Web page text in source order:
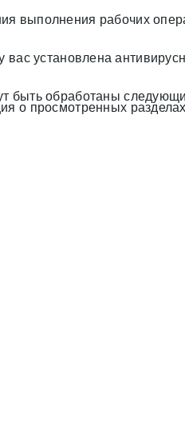
выполнения рабочих
установлена
быть обработаны
о просмотренных